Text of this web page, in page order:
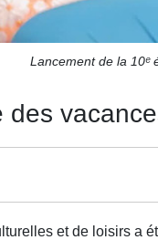
Lancement de la 10ᵉ
des
et de loisirs a